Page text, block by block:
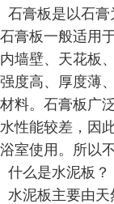
石膏板是以石膏
石膏板一般适用
内墙壁、天花板
强度高、厚度薄
材料。石膏板广
水性能较差，因
浴室使用。所以
什么是水泥板？
水泥板主要由